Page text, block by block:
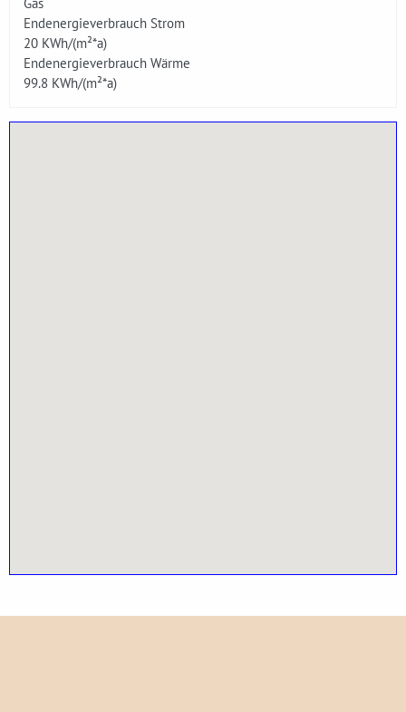
Endenergieverbrauch Strom
20 KWh/(m²*a)
Endenergieverbrauch Wärme
99.8 KWh/(m²*a)